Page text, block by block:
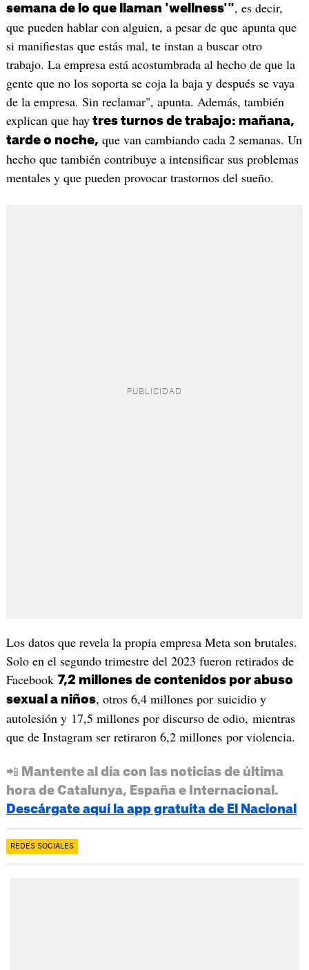
semana de lo que llaman 'wellness'", es decir,
que pueden hablar con alguien, a pesar de que apunta que
si manifiestas que estás mal, te instan a buscar otro
trabajo. La empresa está acostumbrada al hecho de que la
gente que no los soporta se coja la baja y después se vaya
de la empresa. Sin reclamar", apunta. Además, también
explican que haytres turnos de trabajo: mañana,
tarde o noche, que van cambiando cada 2 semanas. Un
hecho que también contribuye a intensificar sus problemas
mentales y que pueden provocar trastornos del sueño. ​
Los datos que revela la propia empresa Meta son brutales.
Solo en el segundo trimestre del 2023 fueron retirados de
Facebook 7,2 millones de contenidos por abuso
sexual a niños, otros 6,4 millones por suicidio y
autolesión y 17,5 millones por discurso de odio, mientras
que de Instagram ser retiraron 6,2 millones por violencia.
📲 Mantente al día con las noticias de última
hora de Catalunya, España e Internacional.
Descárgate aquí la app gratuita de El Nacional
REDES SOCIALES